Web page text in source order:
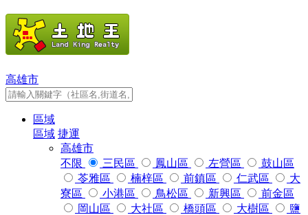
高雄市
區域
區域 捷運
高雄市
不限
三民區 鳳山區 左營區
鼓山區
苓雅區
楠梓區 前鎮區 仁武區
大
寮區
小港區 鳥松區 新興區
前金區
岡山區
大社區 橋頭區 大樹區
鹽